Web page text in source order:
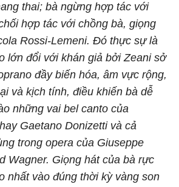
thai; bà ngừng hợp tác với
hợp tác với chồng bà, giọng
Rossi-Lemeni. Đó thực sự là
lớn đổi với khán giả bởi Zeani sở
đầy biến hóa, âm vực rộng,
và kịch tính, điều khiến bà dễ
những vai bel canto của
Gaetano Donizetti và cả
trong opera của Giuseppe
Wagner. Giọng hát của bà rực
nhất vào đúng thời kỳ vàng son